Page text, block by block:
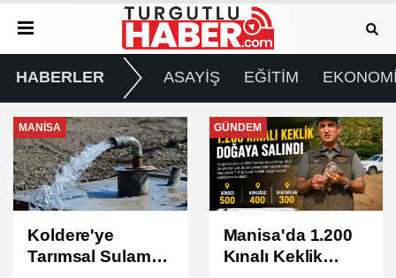
HABERLER ASAYİŞ EĞİTİM
GÜNDEM
Manisa'da 1.200
Kınalı Keklik
GÜNDEM
Turgutlu'da 8
Ağustos